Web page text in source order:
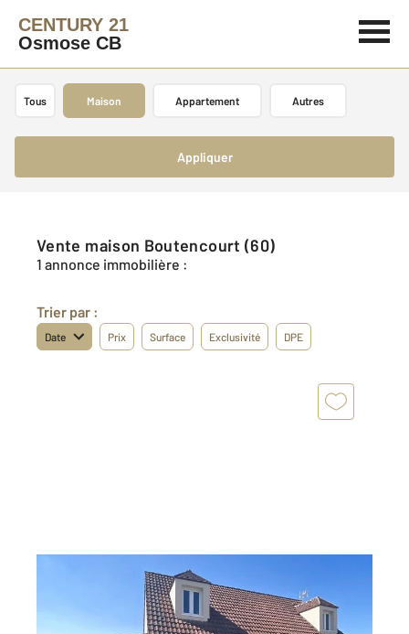
CENTURY 21
Osmose CB
Tous Maison Appartement Autres
Appliquer
Vente maison Boutencourt (60)
1 annonce immobilière :
Trier par :
Date Prix Surface Exclusivité DPE
BOUTENCOURT 60
, 4 pièces